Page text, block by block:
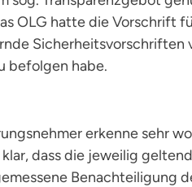
OLG hatte die
befolgen habe.
erkenne sehr
dass die jeweilig
Benachteiligung